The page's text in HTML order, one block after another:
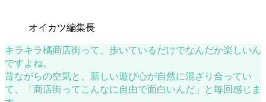
オイカツ編集長
キラキラ橘商店街って、歩いているだけでなんだか楽しいん
ですよね。
昔ながらの空気と、新しい遊び心が自然に混ざり合ってい
て、「商店街ってこんなに自由で面白いんだ」と毎回感じま